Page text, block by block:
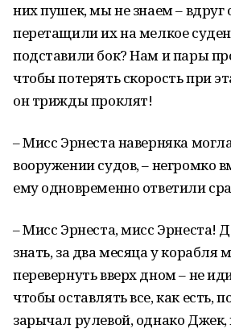
них пушек, мы не знаем – вдруг
перетащили их на мелкое
подставили бок? Нам и пары
чтобы потерять скорость при
он трижды проклят!
– Мисс Эрнеста наверняка
вооружении судов, – негромко
ему одновременно ответили
– Мисс Эрнеста, мисс Эрнеста!
знать, за два месяца у корабля
перевернуть вверх дном – не
чтобы оставлять все, как есть,
зарычал рулевой, однако Джек,